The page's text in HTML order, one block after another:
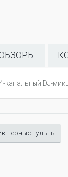
ОБЗОРЫ
канальный DJ-
пульты